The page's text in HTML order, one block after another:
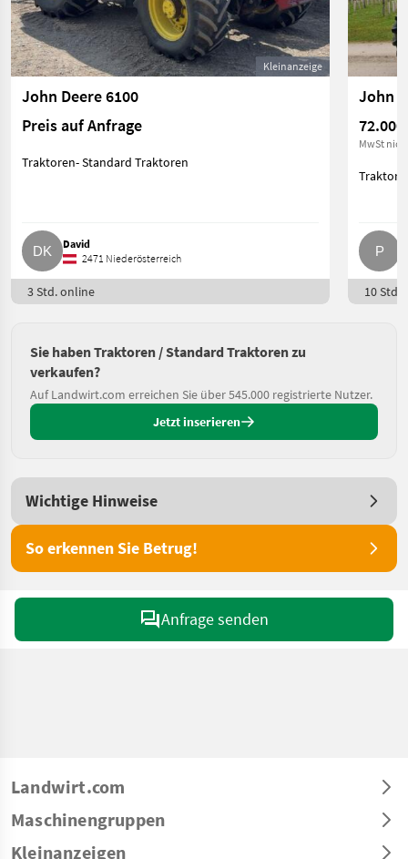
Kleinanzeige
John Deere 6100
Preis auf Anfrage
Traktoren- Standard Traktoren
David
2471 Niederösterreich
3 Std. online
John
72.000
MwSt
10 Std.
Sie haben Traktoren / Standard Traktoren zu
verkaufen?
Auf Landwirt.com erreichen Sie über 545.000 registrierte Nutzer.
Jetzt inserieren
Wichtige Hinweise
So erkennen Sie Betrug!
Anfrage senden
Landwirt.com
Maschinengruppen
Kleinanzeigen